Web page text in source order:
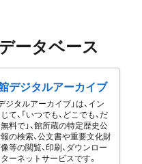
ータベース
デジタルアーカイブ
ジタルアーカイブ」は、イン
て、「いつでも、どこでも、だ
無料で」、館所蔵の特定歴史公
の検索、公文書や重要文化財
等の閲覧、印刷、ダウンロー
ーネットサービスです。